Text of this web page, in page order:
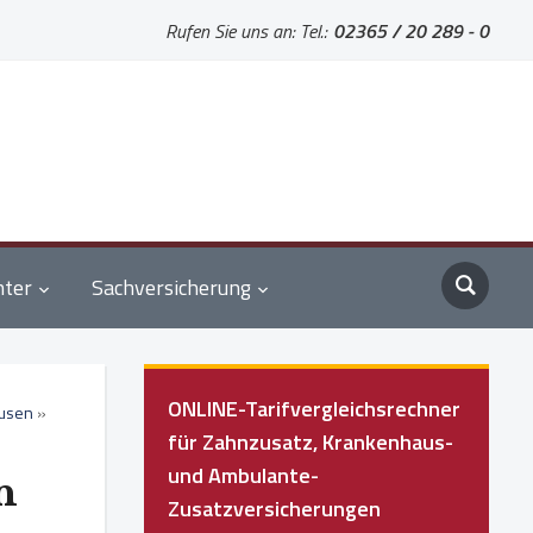
Rufen Sie uns an: Tel.: 02365 / 20 289 - 0
Sachversicherung
»
ONLINE-Tarifvergleichsrechner
für Zahnzusatz, Krankenhaus-
und Ambulante-
Zusatzversicherungen